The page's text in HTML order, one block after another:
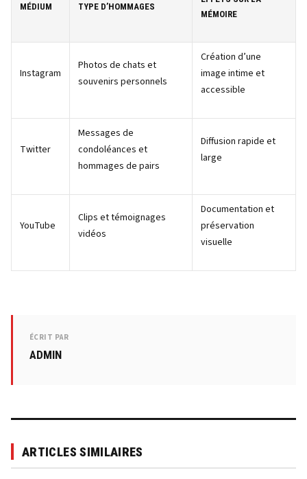
MÉDIUM TYPE D’HOMMAGES
MÉMOIRE
Instagram
Photos de chats et
souvenirs personnels
Création d’une
image intime et
accessible
Twitter
Messages de
condoléances et
hommages de pairs
Diffusion rapide et
large
YouTube
Clips et témoignages
vidéos
Documentation et
préservation
visuelle
ÉCRIT PAR
ADMIN
ARTICLES SIMILAIRES